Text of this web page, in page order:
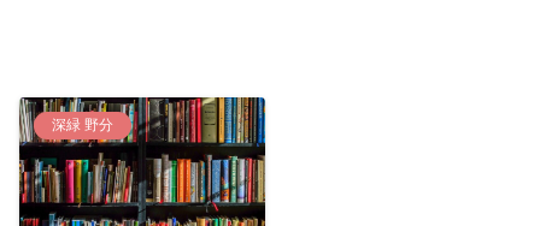
深緑 野分